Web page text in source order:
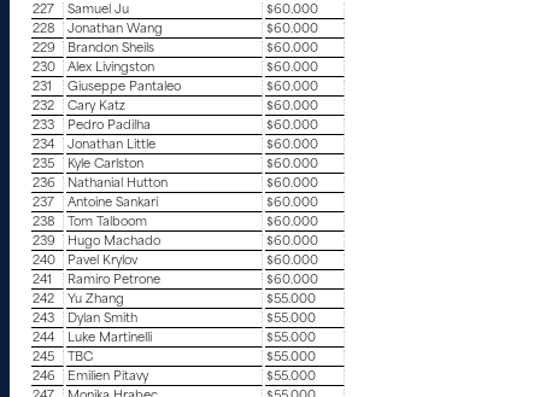
227
Samuel Ju
$60.000
228
Jonathan Wang
$60.000
229
Brandon Sheils
$60.000
230
Alex Livingston
$60.000
231
Giuseppe Pantaleo
$60.000
232
Cary Katz
$60.000
233
Pedro Padilha
$60.000
234
Jonathan Little
$60.000
235
Kyle Carlston
$60.000
236
Nathanial Hutton
$60.000
237
Antoine Sankari
$60.000
238
Tom Talboom
$60.000
239
Hugo Machado
$60.000
240
Pavel Krylov
$60.000
241
Ramiro Petrone
$60.000
242
Yu Zhang
$55.000
243
Dylan Smith
$55.000
244
Luke Martinelli
$55.000
245
TBC
$55.000
246
Emilien Pitavy
$55.000